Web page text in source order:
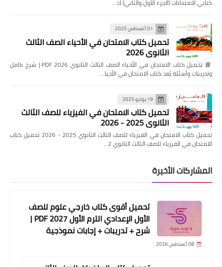
كتابي الامتحانات (الجزء الأول والثاني) ك…
01 أغسطس 2025
تحميل كتاب الامتحان في الأحياء الصف الثالث
الثانوي 2026
📘 تحميل كتاب الامتحان في الأحياء الصف الثالث الثانوي 2026 PDF | شرح كامل
وتدريبات وأسئلة يُعد كتاب الامتحان في الأحيا…
19 يوليو 2025
تحميل كتاب الامتحان في الفيزياء للصف الثالث
الثانوي 2025 - 2026
تحميل كتاب الامتحان في الفيزياء للصف الثالث الثانوي 2025 - 2026 تحميل كتاب
الامتحان في الفيزياء للصف الثالث الثانوي 2…
المشاركات الأخيرة
تحميل أقوى كتاب خارجي علوم للصف
الأول الإعدادي الترم الأول 2027 PDF |
شرح + تدريبات + إجابات نموذجية
08 أغسطس 2026